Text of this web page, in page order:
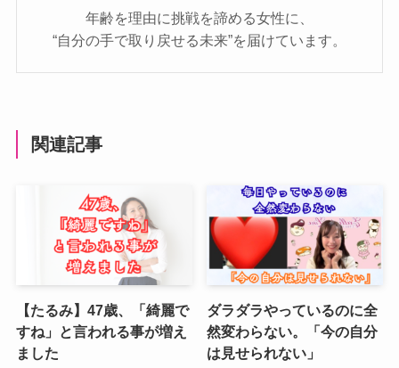
年齢を理由に挑戦を諦める女性に、
“自分の手で取り戻せる未来”を届けています。
関連記事
【たるみ】47歳、「綺麗で
すね」と言われる事が増え
ました
ダラダラやっているのに全
然変わらない。「今の自分
は見せられない」